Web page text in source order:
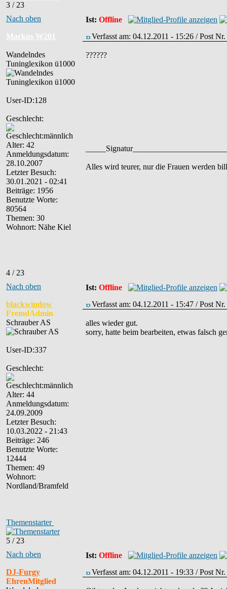
3 / 23
Nach oben Ist: Offline
Markus W201
Wandelndes
Tuninglexikon ü1000
User-ID:128
Geschlecht:
Alter: 42
Anmeldungsdatum:
28.10.2007
Letzter Besuch:
30.01.2021 - 02:41
Beiträge: 1956
Benutzte Worte:
80564
Themen: 30
Wohnort: Nähe Kiel
4 / 23
Verfasst am: 04.12.2011 - 15:26 / Post
??????
Alles wird teurer, nur die Frauen werden
Nach oben Ist: Offline
blackwindow
FremdAdmin
Schrauber AS
User-ID:337
Geschlecht:
Alter: 44
Anmeldungsdatum:
24.09.2009
Letzter Besuch:
10.03.2022 - 21:43
Beiträge: 246
Benutzte Worte:
12444
Themen: 49
Wohnort:
Nordland/Bramfeld
Themenstarter
5 / 23
Verfasst am: 04.12.2011 - 15:47 / Post
alles wieder gut.
sorry, hatte beim bearbeiten, etwas falsch
Nach oben Ist: Offline
DJ-Furgy
EhrenMitglied
Verfasst am: 04.12.2011 - 19:33 / Post